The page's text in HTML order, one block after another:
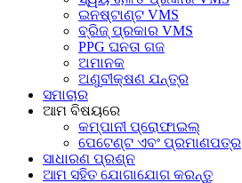
ଇନଷ୍ଟାଣ୍ଟ VMS
ବ୍ରିଜ୍ ପ୍ରକାର VMS
PPG ଘନତା ଗଜ
ଅମାନକ
ଅଣୁବୀକ୍ଷଣ ଯନ୍ତ୍ର
ସମାଚାର
ଆମ ବିଷୟରେ
କମ୍ପାନୀ ପ୍ରୋଫାଇଲ୍
ପେଟେଣ୍ଟ ଏବଂ ପ୍ରମାଣପତ୍ର
ସାଧାରଣ ପ୍ରଶ୍ନ
ଆମ ସହିତ ଯୋଗାଯୋଗ କରନ୍ତୁ